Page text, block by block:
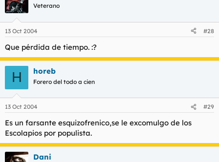
Veterano
13 Oct 2004 #28
Que pérdida de tiempo. :?
H horeb
Forero del todo a cien
13 Oct 2004 #29
Es un farsante esquizofrenico,se le excomulgo de los
Escolapios por populista.
Dani